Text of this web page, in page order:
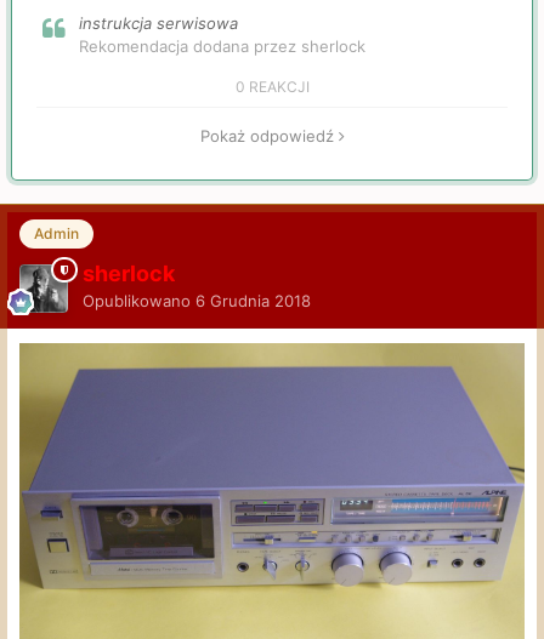
instrukcja serwisowa
Rekomendacja dodana przez sherlock
0 REAKCJI
Pokaż odpowiedź
Admin
sherlock
Opublikowano 6 Grudnia 2018